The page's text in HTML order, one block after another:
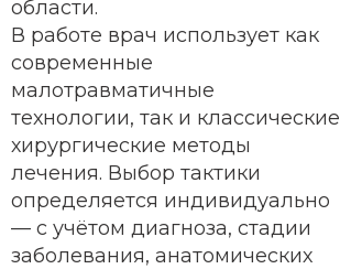
области.
В работе врач использует как
современные
малотравматичные
технологии, так и классические
хирургические методы
лечения. Выбор тактики
определяется индивидуально
— с учётом диагноза, стадии
заболевания, анатомических